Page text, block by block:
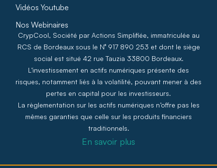
Vidéos Youtube
Nos Webinaires
CrypCool, Société par Actions Simplifiée, immatriculée au
RCS de Bordeaux sous le N° 917 890 253 et dont le siège
social est situé 42 rue Tauzia 33800 Bordeaux.
L’investissement en actifs numériques présente des
risques, notamment liés à la volatilité, pouvant mener à des
pertes en capital pour les investisseurs.
La règlementation sur les actifs numériques n’offre pas les
mêmes garanties que celle sur les produits financiers
traditionnels.
En savoir plus